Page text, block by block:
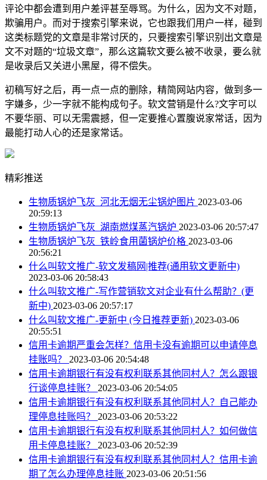
评论中都会遭到用户差评甚至辱骂。为什么，因为文不对题，
欺骗用户。而对于搜索引擎来说，它也跟我们用户一样，碰到
这类标题党的文章是非常讨厌的，只要搜索引擎识别出文章是
文不对题的“垃圾文章”，那么这篇软文要么被不收录，要么就
是收录后又关进小黑屋，得不偿失。
初稿写好之后，再一点一点的删除，精简网站内容，做到多一
字嫌多，少一字就不能构成句子。软文营销是什么?文字可以
不要华丽、可以无需震撼，但一定要推心置腹说家常话，因为
最能打动人心的还是家常话。
精彩推送
生物质锅炉飞灰_河北无烟无尘锅炉图片 2023-03-06
20:59:13
生物质锅炉飞灰_湖南燃煤蒸汽锅炉 2023-03-06 20:57:47
生物质锅炉飞灰_铁岭食用菌锅炉价格 2023-03-06
20:56:21
什么叫软文推广-软文发稿网|推荐(通用软文更新中)
2023-03-06 20:58:43
什么叫软文推广-写作营销软文对企业有什么帮助？(更
新中) 2023-03-06 20:57:17
什么叫软文推广-更新中 (今日推荐更新) 2023-03-06
20:55:51
信用卡逾期严重会怎样？信用卡没有逾期可以申请停息
挂账吗？ 2023-03-06 20:54:48
信用卡逾期银行有没有权利联系其他同村人？怎么跟银
行谈停息挂账？ 2023-03-06 20:54:05
信用卡逾期银行有没有权利联系其他同村人？自己能办
理停息挂账吗？ 2023-03-06 20:53:22
信用卡逾期银行有没有权利联系其他同村人？如何做信
用卡停息挂账？ 2023-03-06 20:52:39
信用卡逾期银行有没有权利联系其他同村人？信用卡逾
期了怎么办理停息挂账 2023-03-06 20:51:56